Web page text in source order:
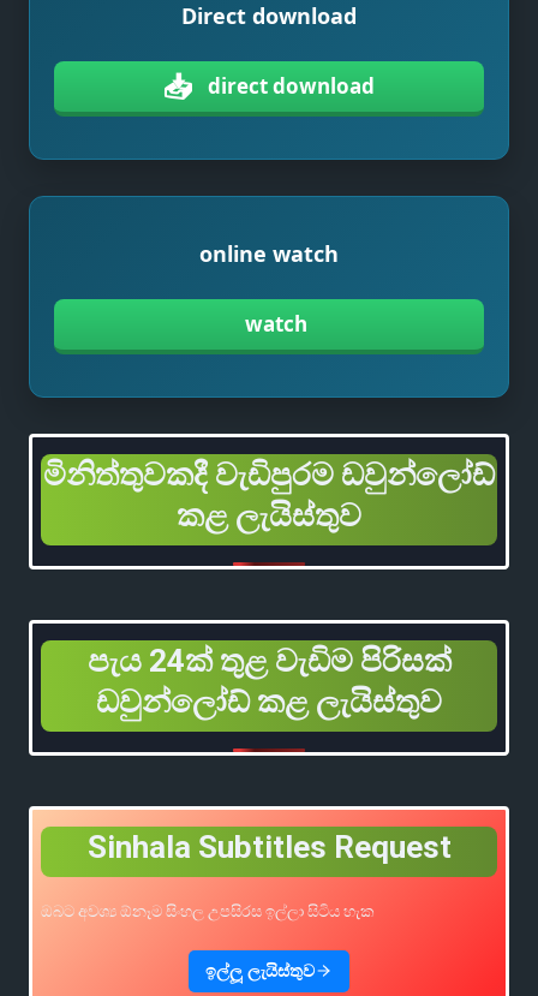
Direct download
📥 direct download
online watch
watch
මිනිත්තුවකදී වැඩිපුරම ඩවුන්ලෝඩ්
කළ ලැයිස්තුව
පැය 24ක් තුළ වැඩිම පිරිසක්
ඩවුන්ලෝඩ් කළ ලැයිස්තුව
Sinhala Subtitles Request
ඔබට අවශ්‍ය ඕනෑම සිංහල උපසිරස ඉල්ලා සිටිය හැක
ඉල්ලූ ලැයිස්තුව